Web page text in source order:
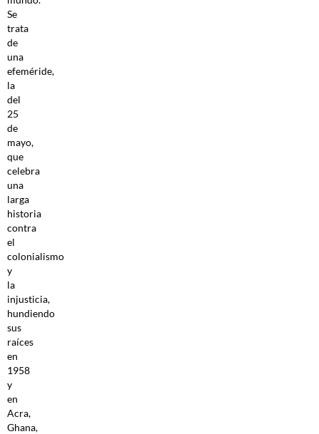
Se
trata
de
una
efeméride,
la
del
25
de
mayo,
que
celebra
una
larga
historia
contra
el
colonialismo
y
la
injusticia,
hundiendo
sus
raíces
en
1958
y
en
Acra,
Ghana,